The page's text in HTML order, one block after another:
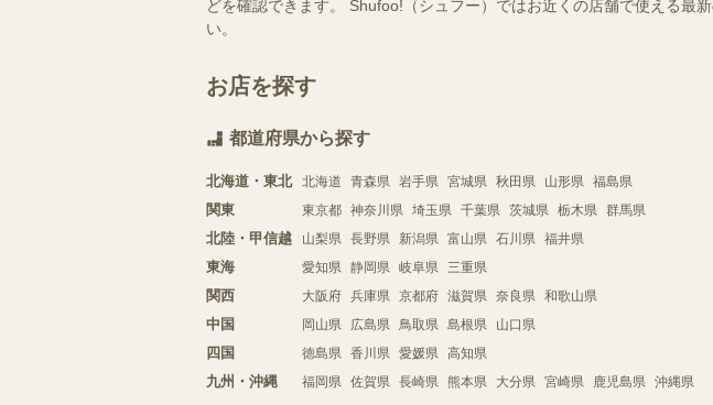
どを確認できます。 Shufoo!（シュフー）ではお近くの店舗で使える最
い。
お店を探す
都道府県から探す
北海道・東北 北海道 青森県 岩手県 宮城県 秋田県 山形県 福島県
関東 東京都 神奈川県 埼玉県 千葉県 茨城県 栃木県 群馬県
北陸・甲信越 山梨県 長野県 新潟県 富山県 石川県 福井県
東海 愛知県 静岡県 岐阜県 三重県
関西 大阪府 兵庫県 京都府 滋賀県 奈良県 和歌山県
中国 岡山県 広島県 鳥取県 島根県 山口県
四国 徳島県 香川県 愛媛県 高知県
九州・沖縄 福岡県 佐賀県 長崎県 熊本県 大分県 宮崎県 鹿児島県 沖縄県